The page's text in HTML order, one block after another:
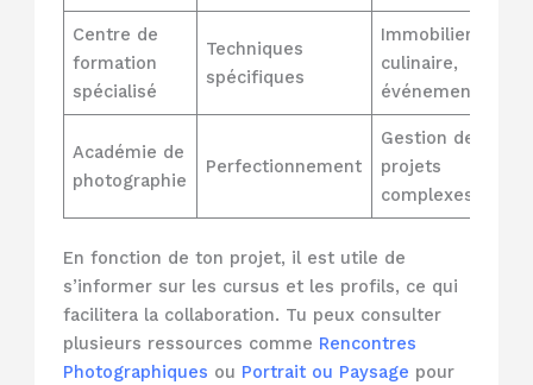
Centre de
formation
spécialisé
Techniques
spécifiques
Immobilier,
culinaire,
événementiel
Académie de
photographie
Perfectionnement
Gestion de
projets
complexes
En fonction de ton projet, il est utile de
s’informer sur les cursus et les profils, ce qui
facilitera la collaboration. Tu peux consulter
plusieurs ressources comme Rencontres
Photographiques ou Portrait ou Paysage pour